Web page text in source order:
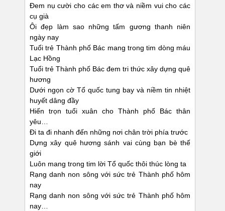
Đem nụ cười cho các em thơ và niềm vui cho các
cụ già
Ôi đẹp làm sao những tấm gương thanh niên
ngày nay
Tuổi trẻ Thành phố Bác mang trong tim dòng máu
Lạc Hồng
Tuổi trẻ Thành phố Bác đem tri thức xây dựng quê
hương
Dưới ngọn cờ Tổ quốc tung bay và niềm tin nhiệt
huyết dâng đầy
Hiến trọn tuổi xuân cho Thành phố Bác thân
yêu…
Đi ta đi nhanh đến những nơi chân trời phía trước
Dựng xây quê hương sánh vai cùng bạn bè thế
giới
Luôn mang trong tim lời Tổ quốc thôi thúc lòng ta
Rạng danh non sông với sức trẻ Thành phố hôm
nay
Rạng danh non sông với sức trẻ Thành phố hôm
nay…